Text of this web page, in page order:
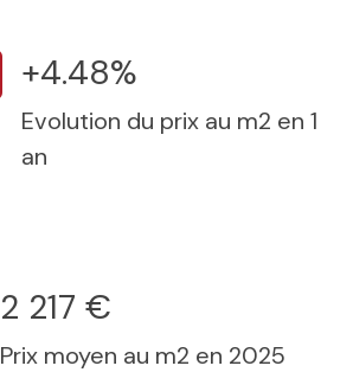
+4.48%
Evolution du prix au m2 en 1
an
2 217 €
Prix moyen au m2 en 2025